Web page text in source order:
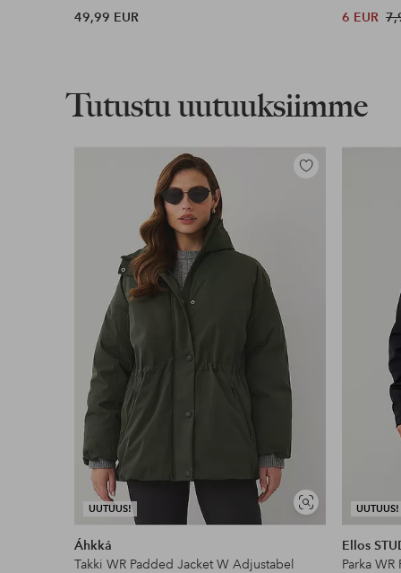
49,99 EUR
6 EUR
Tutustu uutuuksiimme
UUTUUS!
Näytä
samankaltaisia
Lisää
Áhkká
Takki WR Padded Jacket W Adjustabel
UUTUUS!
Ellos
Parka WR